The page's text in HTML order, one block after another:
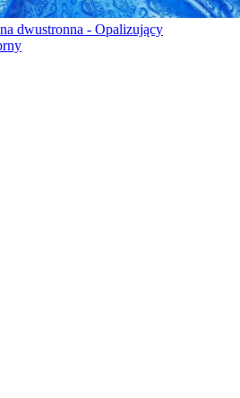
dwustronna - Opalizujący